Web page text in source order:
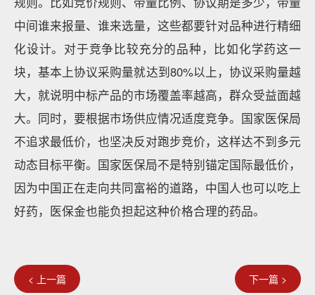
中间谁来报量、谁来选量，这些都要针对品种进行精细
化设计。对于竞争比较充分的品种，比如化学药这一
块，基本上协议采购量就达到80%以上，协议采购量越
大，就说明中标产品的市场覆盖率越高，群众受益面越
大。同时，要根据市场供应情况适度竞争。国家医保局
不追求最低价，也坚决反对跑步竞价，这样达不到多元
动态目标平衡。国家医保局不是特别锚定国际最低价，
因为中国正在走向共同富裕的道路，中国人也可以吃上
好药，医保金也能负担起这种价格合理的药品。
< 上一篇 下一篇 >